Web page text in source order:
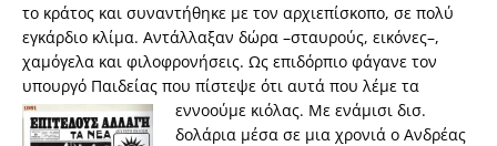
το κράτος και συναντήθηκε με τον αρχιεπίσκοπο, σε πολύ
εγκάρδιο κλίμα. Αντάλλαξαν δώρα –σταυρούς, εικόνες–,
χαμόγελα και φιλοφρονήσεις. Ως επιδόρπιο φάγανε τον
υπουργό Παιδείας που πίστεψε ότι αυτά που λέμε τα
εννοούμε κιόλας. Με ενάμισι δισ.
δολάρια μέσα σε μια χρονιά ο Ανδρέας